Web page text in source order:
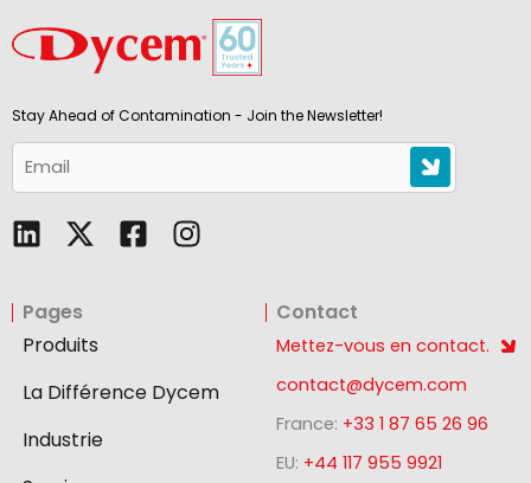
Stay Ahead of Contamination - Join the Newsletter!
L
i
k
e
d
i
n
F
a
o
o
I
n
g
r
Pages
Produits
La Différence Dycem
Industrie
Contact
Mettez-vous en contact.
contact@dycem.com
France: +33 1 87 65 26 96
EU: +44 117 955 9921